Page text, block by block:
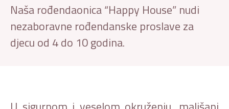
Naša rođendaonica “Happy House” nudi
nezaboravne rođendanske proslave za
djecu od 4 do 10 godina.